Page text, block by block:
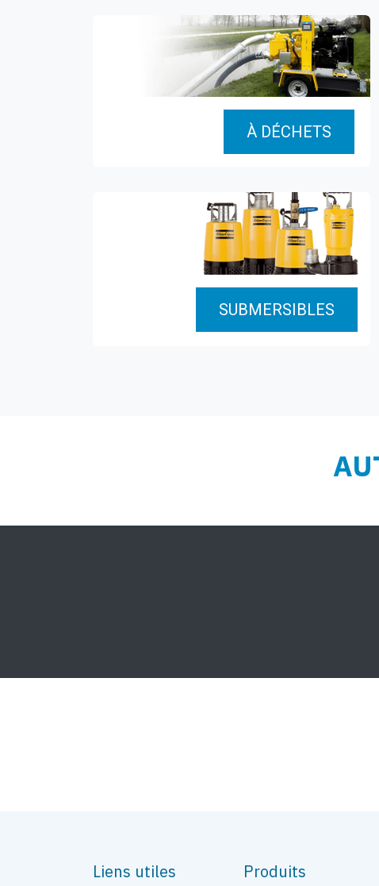
À DÉCHETS
SUBMERSIBLES
Liens utiles Produits